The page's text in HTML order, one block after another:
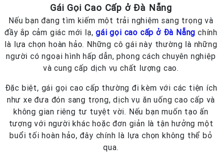
Gái Gọi Cao Cấp ở Đà Nẵng
Nếu bạn đang tìm kiếm một trải nghiệm sang trọng và
đầy ắp cảm giác mới lạ,gái gọi cao cấp ở Đà Nẵng chính
là lựa chọn hoàn hảo. Những cô gái này thường là những
người có ngoại hình hấp dẫn, phong cách chuyên nghiệp
và cung cấp dịch vụ chất lượng cao.
Đặc biệt, gái gọi cao cấp thường đi kèm với các tiện ích
như xe đưa đón sang trọng, dịch vụ ăn uống cao cấp và
không gian riêng tư tuyệt vời. Nếu bạn muốn tạo ấn
tượng với người khác hoặc đơn giản là tận hưởng một
buổi tối hoàn hảo, đây chính là lựa chọn không thể bỏ
qua.